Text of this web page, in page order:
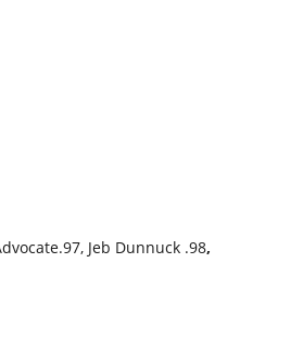
Jeb Dunnuck .98,